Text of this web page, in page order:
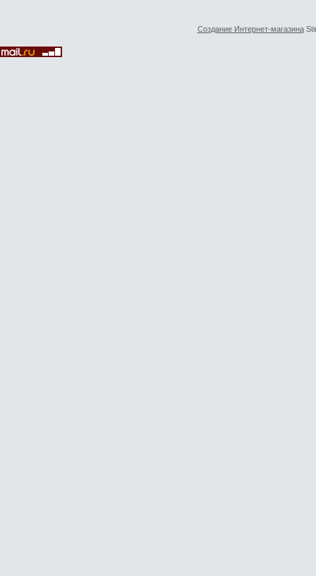
Создание Интернет-магазина